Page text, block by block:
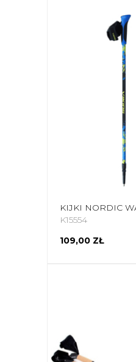
K15554
109,00 ZŁ